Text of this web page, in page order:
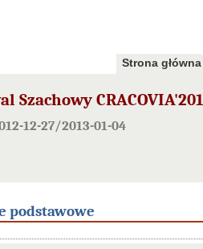
Strona główna
12-27/2013-01-04
podstawowe